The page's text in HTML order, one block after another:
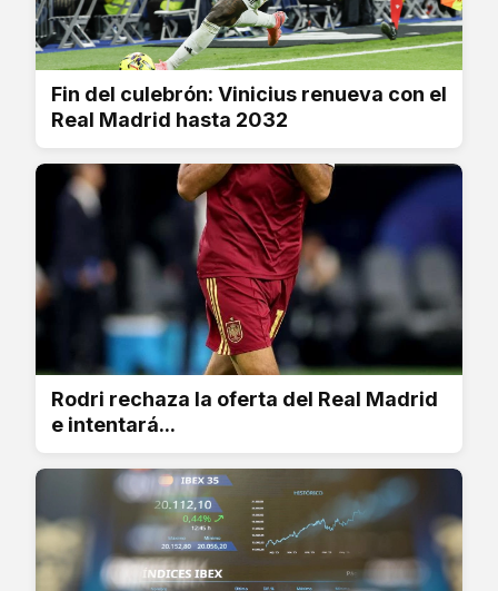
Fin del culebrón: Vinicius renueva con el
Real Madrid hasta 2032
Rodri rechaza la oferta del Real Madrid
e intentará...